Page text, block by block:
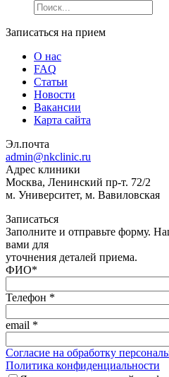
Записаться на прием
О нас
FAQ
Статьи
Новости
Вакансии
Карта сайта
Эл.почта
admin@nkclinic.ru
Адрес клиники
Москва, Ленинский пр-т. 72/2
м. Университет, м. Вавиловская
Записаться
Заполните и отправьте форму.
вами для
уточнения деталей приема.
ФИО*
Телефон *
email *
Согласие на обработку
Политика конфиденциальности